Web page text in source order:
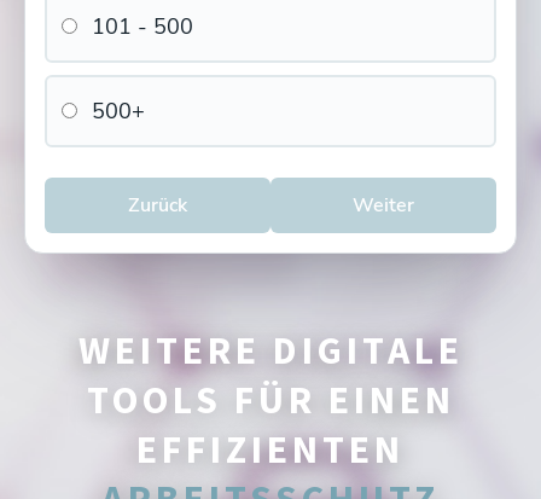
101 - 500
500+
Zurück Weiter
WEITERE DIGITALE
TOOLS FÜR EINEN
EFFIZIENTEN